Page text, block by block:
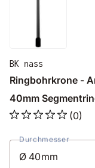
BK nass
Ringbohrkrone -
40mm
(0)
Durchmesser